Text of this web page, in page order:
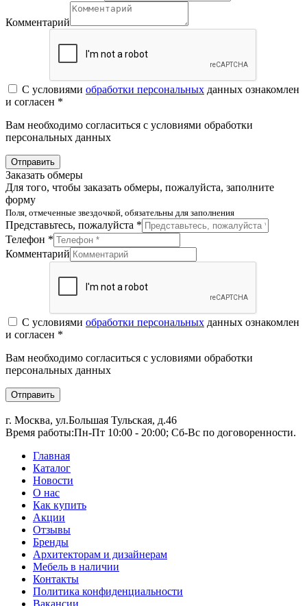
Комментарий
С условиями обработки персональных данных ознакомлен
и согласен *
Вам необходимо согласиться с условиями обработки
персональных данных
Отправить
Заказать обмеры
Для того, чтобы заказать обмеры, пожалуйста, заполните
форму
Поля, отмеченные звездочкой, обязательны для заполнения
Представьтесь, пожалуйста *
Телефон *
Комментарий
С условиями обработки персональных данных ознакомлен
и согласен *
Вам необходимо согласиться с условиями обработки
персональных данных
Отправить
г. Москва, ул.Большая Тульская, д.46
Время работы:Пн-Пт 10:00 - 20:00; Сб-Вс по договоренности.
Главная
Каталог
Новости
О нас
Как купить
Акции
Отзывы
Бренды
Архитекторам и дизайнерам
Мебель в наличии
Контакты
Политика конфиденциальности
Вакансии